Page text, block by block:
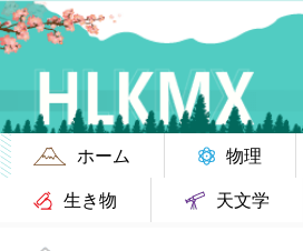
ホーム 物理
生き物
天文学